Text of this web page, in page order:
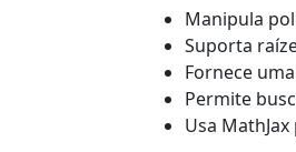
Manipula
Suporta
Fornece
Permite
Usa